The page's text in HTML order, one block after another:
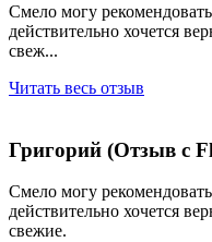
Смело могу
действительно хочется
свеж...
Читать весь отзыв
Григорий (Отзыв с
Смело могу
действительно хочется
свежие.